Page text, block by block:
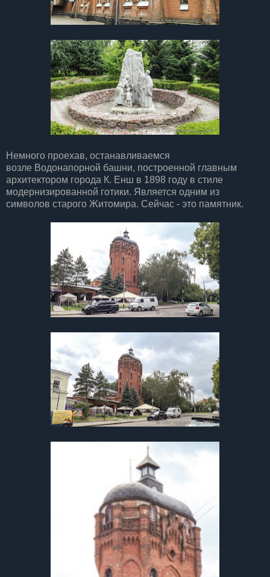
Немного проехав, останавливаемся
возле Водонапорной башни, построенной главным
архитектором города К. Енш в 1898 году в стиле
модернизированной готики. Является одним из
символов старого Житомира. Сейчас - это памятник.